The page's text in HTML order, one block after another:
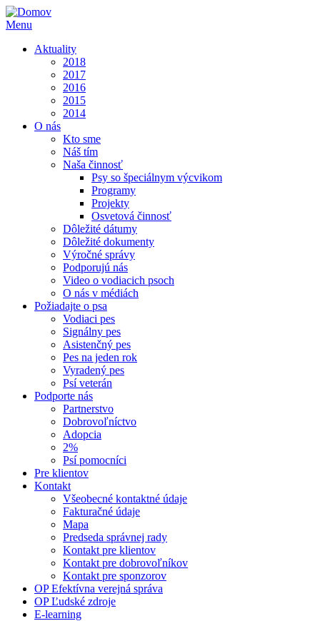
Menu
Aktuality
2018
2017
2016
2015
2014
O nás
Kto sme
Náš tím
Naša činnosť
Psy so špeciálnym výcvikom
Programy
Projekty
Osvetová činnosť
Dôležité dátumy
Dôležité dokumenty
Výročné správy
Podporujú nás
Video o vodiacich psoch
O nás v médiách
Požiadajte o psa
Vodiaci pes
Signálny pes
Asistenčný pes
Pes na jeden rok
Vyradený pes
Psí veterán
Podporte nás
Partnerstvo
Dobrovoľníctvo
Adopcia
2%
Psí pomocníci
Pre klientov
Kontakt
Všeobecné kontaktné údaje
Fakturačné údaje
Mapa
Predseda správnej rady
Kontakt pre klientov
Kontakt pre dobrovoľníkov
Kontakt pre sponzorov
OP Efektívna verejná správa
OP Ľudské zdroje
E-learning